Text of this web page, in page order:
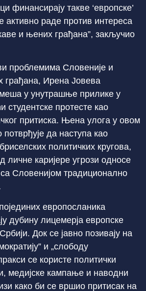
финансирају такве ‘европске’
активно раде против интереса
и њених грађана”, закључио
проблемима Словеније и
грађана, Ирена Јовева
у унутрашње прилике у
студентске протесте као
притиска. Њена улога у овом
потврђује да наступа као
политичких кругова,
личне каријере угрози односе
Словенијом традиционално
европосланика
дубину лицемерја европске
Док се јавно позивају на
и „слободу
се користе политички
медијске кампање и наводни
како би се вршио притисак на